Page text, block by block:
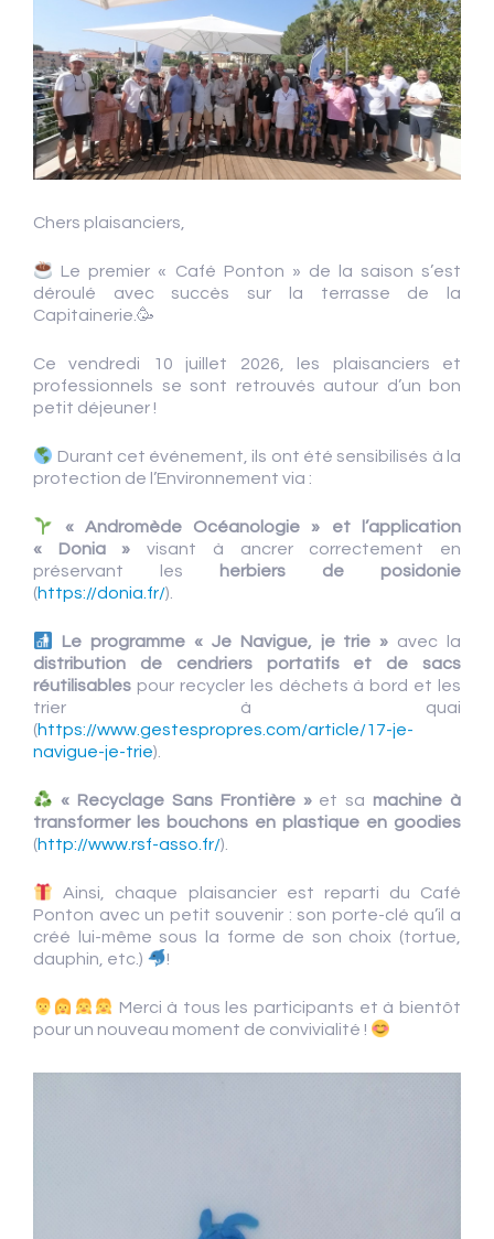
Chers plaisanciers,
Le premier « Café Ponton » de la saison s’est
déroulé avec succès sur la terrasse de la
Capitainerie.🥳
Ce vendredi 10 juillet 2026, les plaisanciers et
professionnels se sont retrouvés autour d’un bon
petit déjeuner !
Durant cet événement, ils ont été sensibilisés à la
protection de l’Environnement via :
« Andromède Océanologie » et l’application
« Donia » visant à ancrer correctement en
préservant les herbiers de posidonie
(https://donia.fr/).
Le programme « Je Navigue, je trie » avec la
distribution de cendriers portatifs et de sacs
réutilisables pour recycler les déchets à bord et les
trier à quai
(https://www.gestespropres.com/article/17-je-
navigue-je-trie).
« Recyclage Sans Frontière » et sa machine à
transformer les bouchons en plastique en goodies
(http://www.rsf-asso.fr/).
Ainsi, chaque plaisancier est reparti du Café
Ponton avec un petit souvenir : son porte-clé qu’il a
créé lui-même sous la forme de son choix (tortue,
dauphin, etc.)
!
Merci à tous les participants et à bientôt
pour un nouveau moment de convivialité !